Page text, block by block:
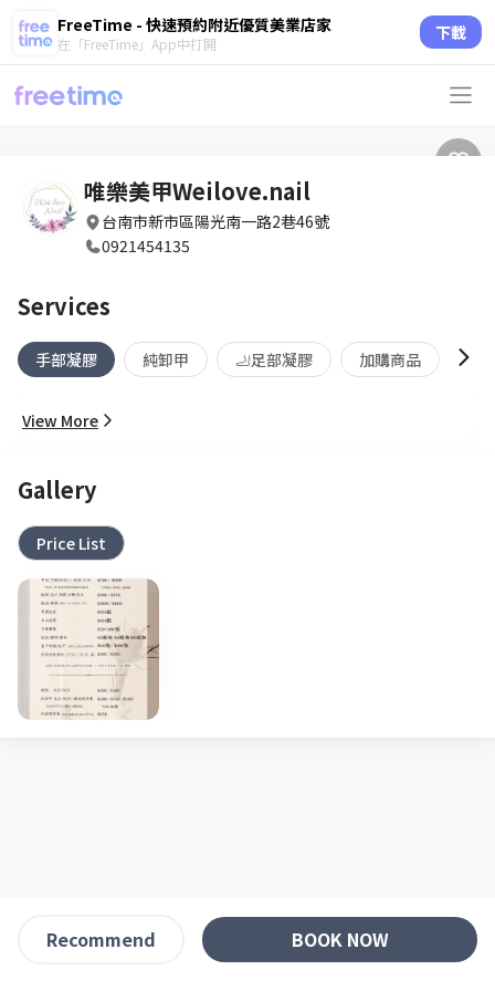
FreeTime - 快速預約附近優質美業店家
在「FreeTime」App中打開 下載
唯樂美甲Weilove.nail
台南市新市區陽光南一路2巷46號
0921454135
Services
手部凝膠 純卸甲 🦶足部凝膠 加購商品 🦶
View More
Gallery
Price List
Recommend BOOK NOW